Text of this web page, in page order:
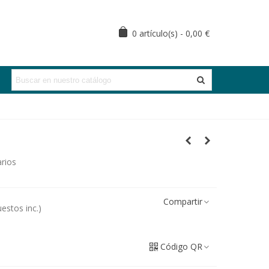
0 artículo(s) - 0,00 €
inc.)
Compartir
Código QR